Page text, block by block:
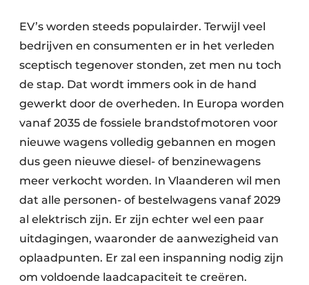
EV’s worden steeds populairder. Terwijl veel
bedrijven en consumenten er in het verleden
sceptisch tegenover stonden, zet men nu toch
de stap. Dat wordt immers ook in de hand
gewerkt door de overheden. In Europa worden
vanaf 2035 de fossiele brandstofmotoren voor
nieuwe wagens volledig gebannen en mogen
dus geen nieuwe diesel- of benzinewagens
meer verkocht worden. In Vlaanderen wil men
dat alle personen- of bestelwagens vanaf 2029
al elektrisch zijn. Er zijn echter wel een paar
uitdagingen, waaronder de aanwezigheid van
oplaadpunten. Er zal een inspanning nodig zijn
om voldoende laadcapaciteit te creëren.